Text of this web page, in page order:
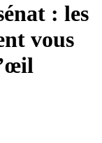
: les
vous